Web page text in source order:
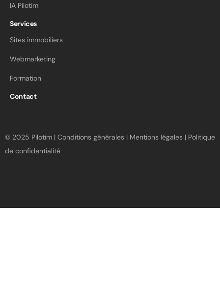
IA Pilotim
Services
Sites immobiliers
Webmarketing
Formation
Contact
© 2025 Pilotim | Conditions générales | Mentions légales | Politique
de confidentialité